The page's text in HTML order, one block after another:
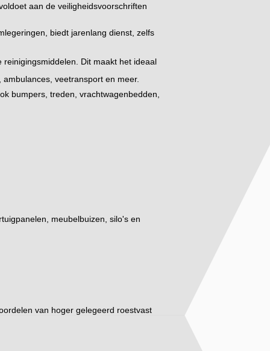
aan de veiligheidsvoorschriften
biedt jarenlang dienst, zelfs
Dit maakt het ideaal
veetransport en meer.
bumpers, treden, vrachtwagenbedden,
meubelbuizen, silo's en
van hoger gelegeerd roestvast